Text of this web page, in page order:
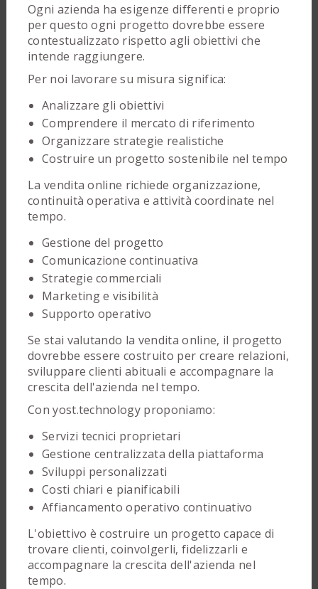
Ogni azienda ha esigenze differenti e proprio
per questo ogni progetto dovrebbe essere
contestualizzato rispetto agli obiettivi che
intende raggiungere.
Per noi lavorare su misura significa:
Analizzare gli obiettivi
Comprendere il mercato di riferimento
Organizzare strategie realistiche
Costruire un progetto sostenibile nel tempo
La vendita online richiede organizzazione,
continuità operativa e attività coordinate nel
tempo.
Gestione del progetto
Comunicazione continuativa
Strategie commerciali
Marketing e visibilità
Supporto operativo
Se stai valutando la vendita online, il progetto
dovrebbe essere costruito per creare relazioni,
sviluppare clienti abituali e accompagnare la
crescita dell'azienda nel tempo.
Con yost.technology proponiamo:
Servizi tecnici proprietari
Gestione centralizzata della piattaforma
Sviluppi personalizzati
Costi chiari e pianificabili
Affiancamento operativo continuativo
L'obiettivo è costruire un progetto capace di
trovare clienti, coinvolgerli, fidelizzarli e
accompagnare la crescita dell'azienda nel
tempo.